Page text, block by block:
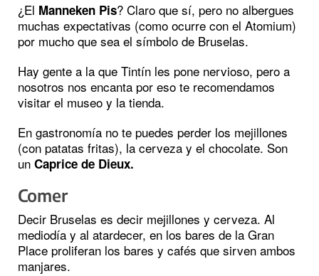
¿El Manneken Pis? Claro que sí, pero no albergues
muchas expectativas (como ocurre con el Atomium)
por mucho que sea el símbolo de Bruselas.
Hay gente a la que Tintín les pone nervioso, pero a
nosotros nos encanta por eso te recomendamos
visitar el museo y la tienda.
En gastronomía no te puedes perder los mejillones
(con patatas fritas), la cerveza y el chocolate. Son
un Caprice de Dieux.
Comer
Decir Bruselas es decir mejillones y cerveza. Al
mediodía y al atardecer, en los bares de la Gran
Place proliferan los bares y cafés que sirven ambos
manjares.